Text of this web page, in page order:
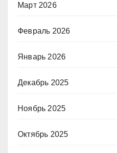
Март 2026
Февраль 2026
Январь 2026
Декабрь 2025
Ноябрь 2025
Октябрь 2025